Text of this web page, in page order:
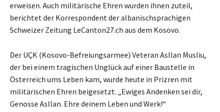
erweisen. Auch militärische Ehren wurden ihnen zuteil,
berichtet der Korrespondent der albanischsprachigen
Schweizer Zeitung LeCanton27.ch aus dem Kosovo.
Der UÇK (Kosovo-Befreiungsarmee) Veteran Asllan Musliu,
der bei einem tragischen Unglück auf einer Baustelle in
Österreich ums Leben kam, wurde heute in Prizren mit
militärischen Ehren beigesetzt. „Ewiges Andenken sei dir,
Genosse Asllan. Ehre deinem Leben und Werk!“